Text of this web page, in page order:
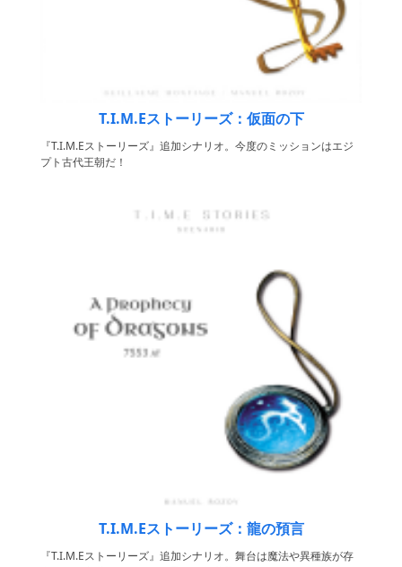
T.I.M.Eストーリーズ：仮面の下
『T.I.M.Eストーリーズ』追加シナリオ。今度のミッションはエジ
プト古代王朝だ！
T.I.M.Eストーリーズ：龍の預言
『T.I.M.Eストーリーズ』追加シナリオ。舞台は魔法や異種族が存